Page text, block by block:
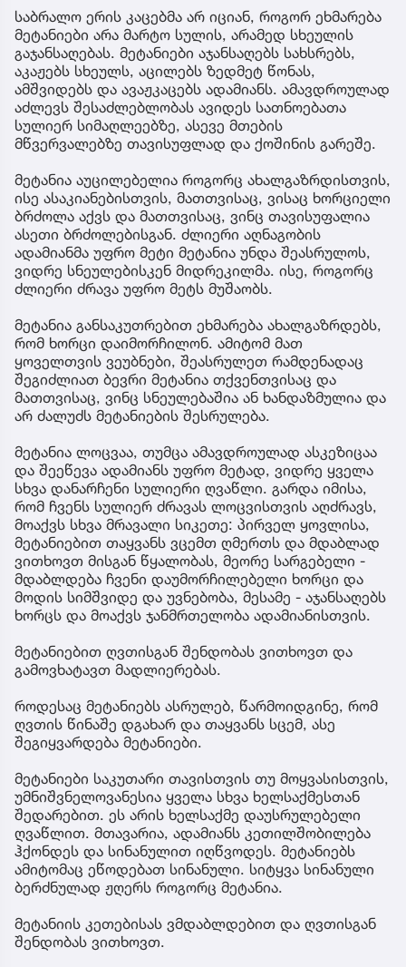
საბრალო ერის კაცებმა არ იციან, როგორ ეხმარება
მეტანიები არა მარტო სულის, არამედ სხეულის
გაჯანსაღებას. მეტანიები აჯანსაღებს სახსრებს,
აკაჟებს სხეულს, აცილებს ზედმეტ წონას,
ამშვიდებს და ავაჟკაცებს ადამიანს. ამავდროულად
აძლევს შესაძლებლობას ავიდეს სათნოებათა
სულიერ სიმაღლეებზე, ასევე მთების
მწვერვალებზე თავისუფლად და ქოშინის გარეშე.
მეტანია აუცილებელია როგორც ახალგაზრდისთვის,
ისე ასაკიანებისთვის, მათთვისაც, ვისაც ხორციელი
ბრძოლა აქვს და მათთვისაც, ვინც თავისუფალია
ასეთი ბრძოლებისგან. ძლიერი აღნაგობის
ადამიანმა უფრო მეტი მეტანია უნდა შეასრულოს,
ვიდრე სნეულებისკენ მიდრეკილმა. ისე, როგორც
ძლიერი ძრავა უფრო მეტს მუშაობს.
მეტანია განსაკუთრებით ეხმარება ახალგაზრდებს,
რომ ხორცი დაიმორჩილონ. ამიტომ მათ
ყოველთვის ვეუბნები, შეასრულეთ რამდენადაც
შეგიძლიათ ბევრი მეტანია თქვენთვისაც და
მათთვისაც, ვინც სნეულებაშია ან ხანდაზმულია და
არ ძალუძს მეტანიების შესრულება.
მეტანია ლოცვაა, თუმცა ამავდროულად ასკეზიცაა
და შეეწევა ადამიანს უფრო მეტად, ვიდრე ყველა
სხვა დანარჩენი სულიერი ღვაწლი. გარდა იმისა,
რომ ჩვენს სულიერ ძრავას ლოცვისთვის აღძრავს,
მოაქვს სხვა მრავალი სიკეთე: პირველ ყოვლისა,
მეტანიებით თაყვანს ვცემთ ღმერთს და მდაბლად
ვითხოვთ მისგან წყალობას, მეორე სარგებელი -
მდაბლდება ჩვენი დაუმორჩილებელი ხორცი და
მოდის სიმშვიდე და უვნებობა, მესამე - აჯანსაღებს
ხორცს და მოაქვს ჯანმრთელობა ადამიანისთვის.
მეტანიებით ღვთისგან შენდობას ვითხოვთ და
გამოვხატავთ მადლიერებას.
როდესაც მეტანიებს ასრულებ, წარმოიდგინე, რომ
ღვთის წინაშე დგახარ და თაყვანს სცემ, ასე
შეგიყვარდება მეტანიები.
მეტანიები საკუთარი თავისთვის თუ მოყვასისთვის,
უმნიშვნელოვანესია ყველა სხვა ხელსაქმესთან
შედარებით. ეს არის ხელსაქმე დაუსრულებელი
ღვაწლით. მთავარია, ადამიანს კეთილშობილება
ჰქონდეს და სინანულით იღწვოდეს. მეტანიებს
ამიტომაც ეწოდებათ სინანული. სიტყვა სინანული
ბერძნულად ჟღერს როგორც მეტანია.
მეტანიის კეთებისას ვმდაბლდებით და ღვთისგან
შენდობას ვითხოვთ.